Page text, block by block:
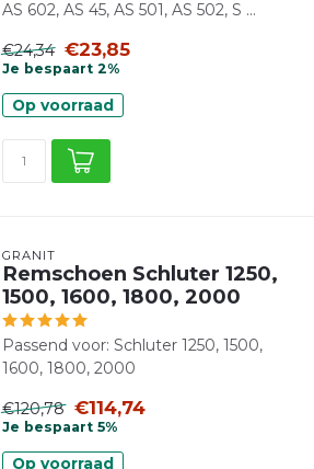
AS 602, AS 45, AS 501, AS 502, S ...
€24,34 €23,85
Je bespaart 2%
Op voorraad
GRANIT
Remschoen Schluter 1250,
1500, 1600, 1800, 2000
Passend voor: Schluter 1250, 1500,
1600, 1800, 2000
€120,78 €114,74
Je bespaart 5%
Op voorraad